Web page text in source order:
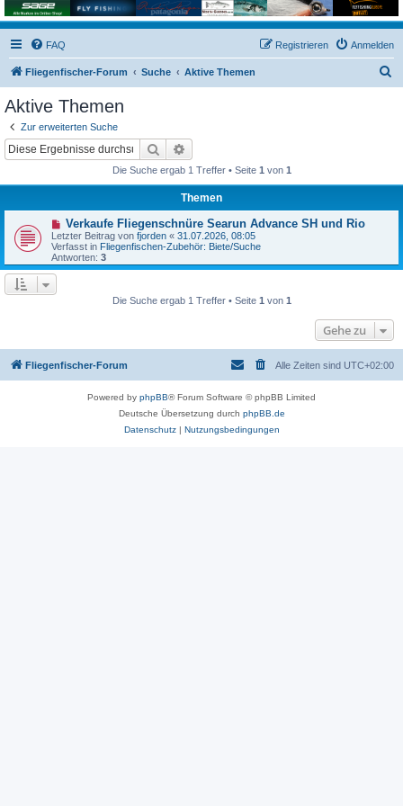
FAQ Anmelden
Registrieren
Fliegenfischer-Forum Suche Aktive Themen
Aktive Themen
Zur erweiterten Suche
Suche
Die Suche ergab 1 Treffer • Seite 1 von 1
Themen
N
e
u
e
r
Verkaufe Fliegenschnüre Searun Advance SH und Rio
Letzter Beitrag von fjorden « 31.07.2026, 08:05
Verfasst in Fliegenfischen-Zubehör: Biete/Suche
Antworten: 3
Die Suche ergab 1 Treffer • Seite 1 von 1
Gehe zu
Fliegenfischer-Forum Alle Zeiten sind UTC+02:00
Powered by phpBB® Forum Software © phpBB Limited
Deutsche Übersetzung durch phpBB.de
Datenschutz| Nutzungsbedingungen